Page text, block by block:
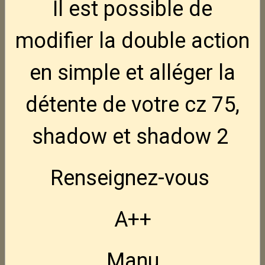
1 840,00€TTC
CZ Shadow 2 target 5"
1 920,00€ TTC
Il est possible de
modifier la double action
en simple et alléger la
détente de votre cz 75,
shadow et shadow 2
Renseignez-vous
A++